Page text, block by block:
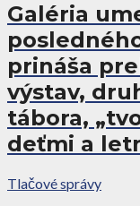
Galéria
prináša
výstav,
tábora,
deťmi a
Tlačové správy